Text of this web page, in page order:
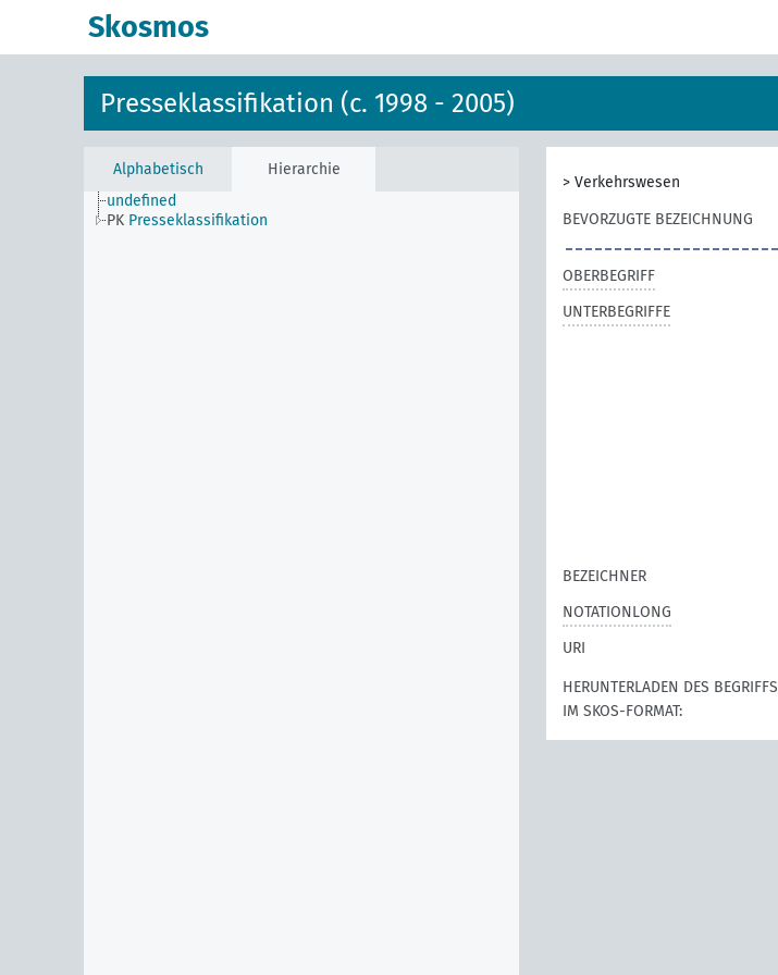
Skosmos
Presseklassifikation (c. 1998 - 2005)
Alphabetisch
Hierarchie
undefined
PK Presseklassifikation
> Verkehrswesen
BEVORZUGTE BEZEICHNUNG
OBERBEGRIFF
UNTERBEGRIFFE
BEZEICHNER
NOTATIONLONG
URI
HERUNTERLADEN DES BEGRIFFS
IM SKOS-FORMAT: